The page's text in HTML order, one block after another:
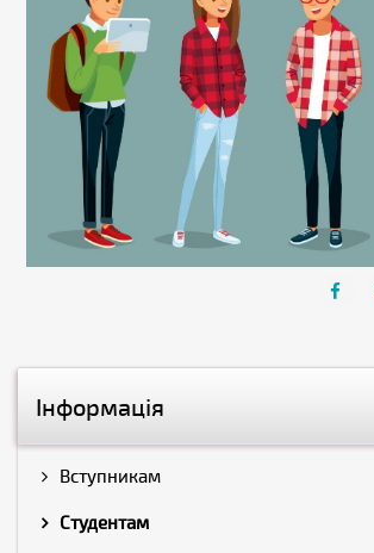
Інформація
Вступникам
Студентам